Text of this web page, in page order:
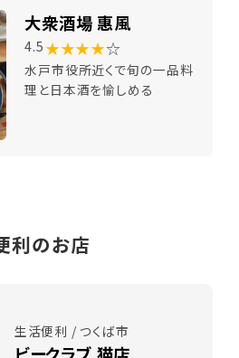
大衆酒場 惠風
4.5 ★★★★☆
水戸市役所近くで旬の一品料
理と日本酒を愉しめる
利のお店
生活便利 / つくば市
ビークラブ 猫店